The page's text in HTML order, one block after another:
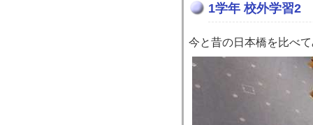
1学年 校外学習2
今と昔の日本橋を比べ